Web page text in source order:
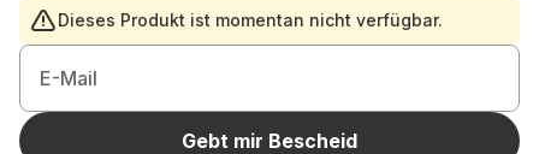
Dieses Produkt ist momentan nicht verfügbar.
E-Mail
Gebt mir Bescheid